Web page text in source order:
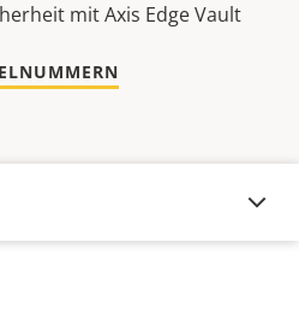
mit Axis Edge Vault